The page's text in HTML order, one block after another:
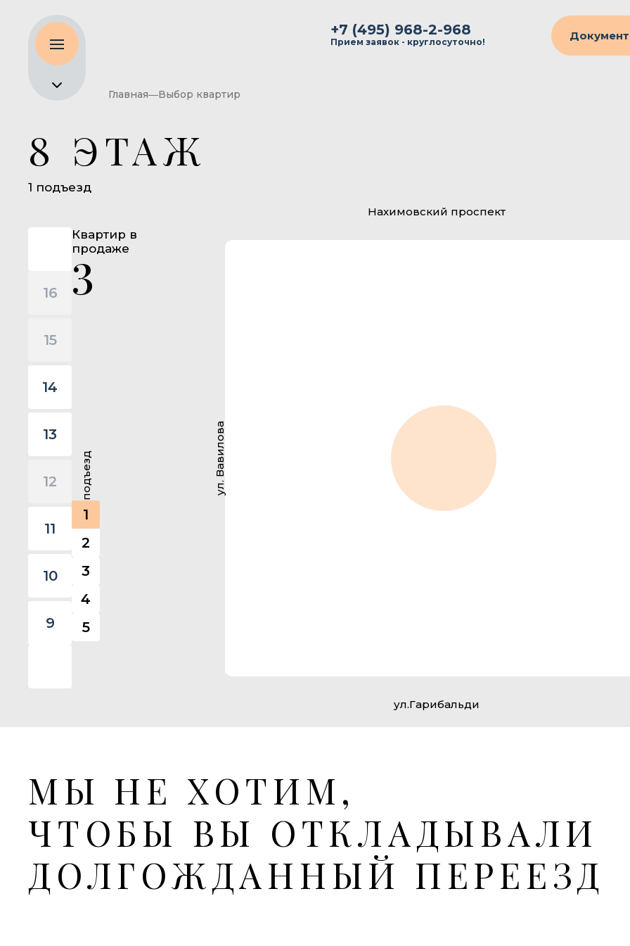
+7 (495) 968-2-968
Прием заявок - круглосуточно!
Главная Выбор квартир
8 ЭТАЖ
1 подъезд
9
10
11
12
13
14
15
16
18
Квартир в
продаже
3
подъезд
1
2
3
4
5
ул. Вавилова
Нахимовский проспект
ул.Гарибальди
МЫ НЕ ХОТИМ,
ЧТОБЫ ВЫ ОТКЛАДЫВАЛИ
ДОЛГОЖДАННЫЙ ПЕРЕЕЗД